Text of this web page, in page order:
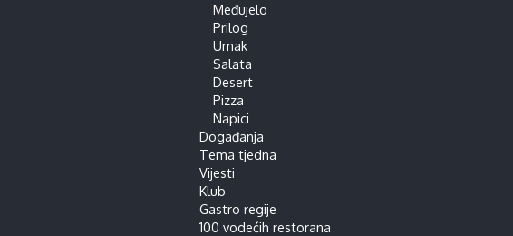
Međujelo
Prilog
Umak
Salata
Desert
Pizza
Napici
Događanja
Tema tjedna
Vijesti
Klub
Gastro regije
100 vodećih restorana